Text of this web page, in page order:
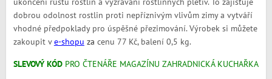
ukončení růstu rostlin a vyzrávání rostlinných pletiv. To zajišťuje
dobrou odolnost rostlin proti nepříznivým vlivům zimy a vytváří
vhodné předpoklady pro úspěšné přezimování. Výrobek si můžete
zakoupit v e-shopu za cenu 77 Kč, balení 0,5 kg.
SLEVOVÝ KÓDPRO ČTENÁŘE MAGAZÍNU ZAHRADNICKÁ KUCHAŘKA